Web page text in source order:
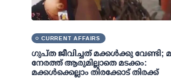
CURRENT AFFAIRS
ഗുപ്ത ജീവിച്ചത് മക്കള്‍ക്കു വേണ്ടി;
നേരത്ത് ആരുമില്ലാതെ മടക്കം:
മക്കള്‍ക്കെല്ലാം തിരക്കോട് തിരക്ക്